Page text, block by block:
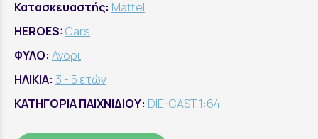
Κατασκευαστής: Mattel
HEROES:Cars
ΦΥΛΟ: Αγόρι
ΗΛΙΚΙΑ: 3 - 5 ετών
ΚΑΤΗΓΟΡΙΑ ΠΑΙΧΝΙΔΙΟΥ: DIE-CAST 1:64